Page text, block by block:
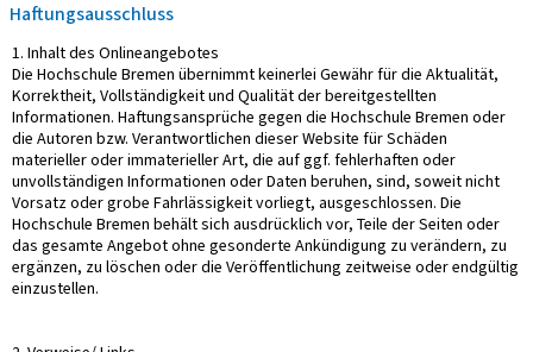
Haftungsausschluss
1. Inhalt des Onlineangebotes
Die Hochschule Bremen übernimmt keinerlei Gewähr für die Aktualität,
Korrektheit, Vollständigkeit und Qualität der bereitgestellten
Informationen. Haftungsansprüche gegen die Hochschule Bremen oder
die Autoren bzw. Verantwortlichen dieser Website für Schäden
materieller oder immaterieller Art, die auf ggf. fehlerhaften oder
unvollständigen Informationen oder Daten beruhen, sind, soweit nicht
Vorsatz oder grobe Fahrlässigkeit vorliegt, ausgeschlossen. Die
Hochschule Bremen behält sich ausdrücklich vor, Teile der Seiten oder
das gesamte Angebot ohne gesonderte Ankündigung zu verändern, zu
ergänzen, zu löschen oder die Veröffentlichung zeitweise oder endgültig
einzustellen.